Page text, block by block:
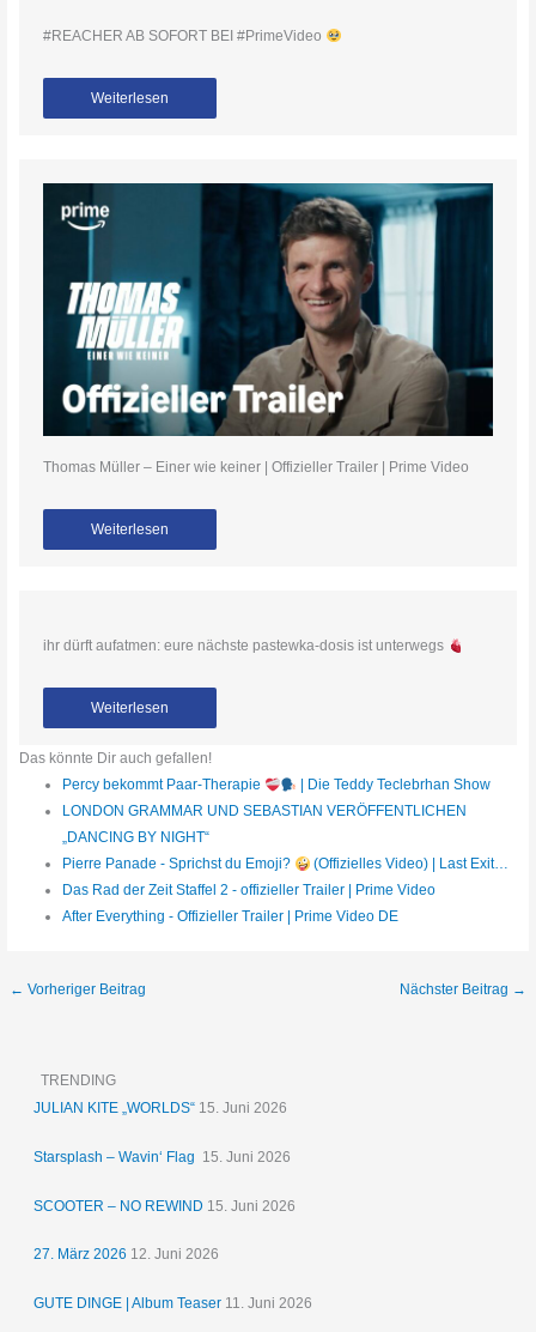
#REACHER AB SOFORT BEI #PrimeVideo
Weiterlesen
Thomas Müller – Einer wie keiner | Offizieller Trailer | Prime Video
Weiterlesen
ihr dürft aufatmen: eure nächste pastewka-dosis ist unterwegs
Weiterlesen
Das könnte Dir auch gefallen!
Percy bekommt Paar-Therapie
| Die Teddy Teclebrhan Show
LONDON GRAMMAR UND SEBASTIAN VERÖFFENTLICHEN
„DANCING BY NIGHT“
Pierre Panade - Sprichst du Emoji?
(Offizielles Video) | Last Exit…
Das Rad der Zeit Staffel 2 - offizieller Trailer | Prime Video
After Everything - Offizieller Trailer | Prime Video DE
← Vorheriger Beitrag Nächster Beitrag →
TRENDING
JULIAN KITE „WORLDS“ 15. Juni 2026
Starsplash – Wavin‘ Flag 15. Juni 2026
SCOOTER – NO REWIND 15. Juni 2026
27. März 2026 12. Juni 2026
GUTE DINGE | Album Teaser 11. Juni 2026